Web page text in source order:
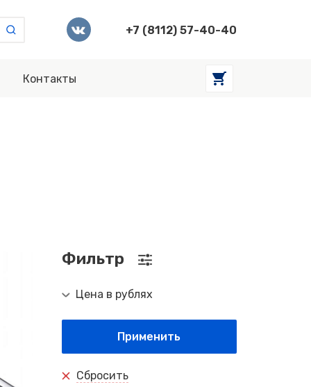
+7 (8112) 57-40-40
Контакты
Фильтр
Цена в рублях
Применить
Сбросить